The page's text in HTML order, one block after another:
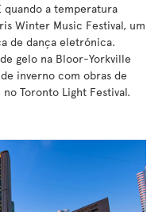
a temperatura
Winter Music Festival, um
de dança eletrónica.
gelo na Bloor-Yorkville
inverno com obras de
Toronto Light Festival.